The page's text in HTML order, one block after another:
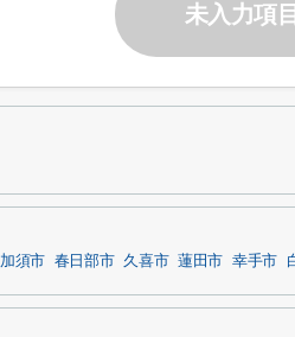
未入力項
加須市 春日部市 久喜市 蓮田市 幸手市